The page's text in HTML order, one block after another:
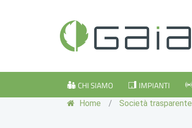
CHI SIAMO IMPIANTI
Home / Società trasparente